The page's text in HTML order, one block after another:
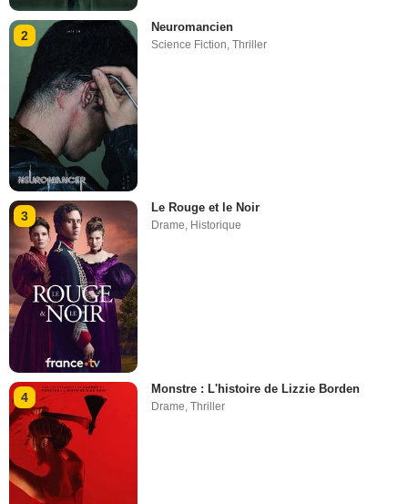
2
Neuromancien
Science Fiction,Thriller
3
Le Rouge et le Noir
Drame, Historique
4
Monstre : L'histoire de Lizzie Borden
Drame ,Thriller